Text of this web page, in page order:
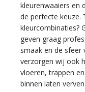
kleurenwaaiers en
de perfecte keuze.
kleurcombinaties?
geven graag
smaak en de sfeer
verzorgen wij ook
vloeren, trappen
binnen laten